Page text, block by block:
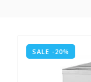
SALE -20%